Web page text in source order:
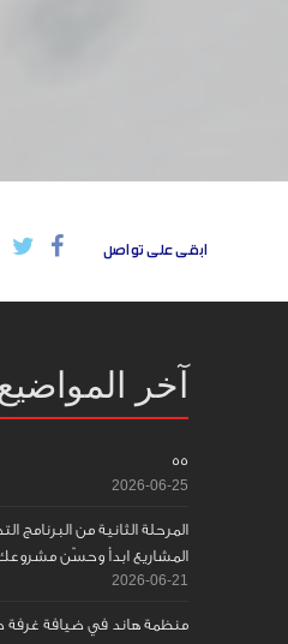
ابقى على تواصل
آخر
55
2026-06-25
المرحلة الثانية من البرنامج
المشاريع ابدأ وحسّن مشروعك
2026-06-21
منظمة هاند في ضيافة غرفة